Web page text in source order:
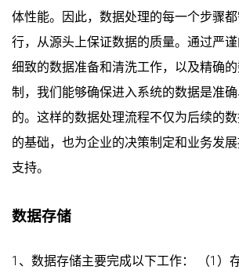
体性能。因此，数据处理的每一个步骤
行，从源头上保证数据的质量。通过严谨
细致的数据准备和清洗工作，以及精确
制，我们能够确保进入系统的数据是准
的。这样的数据处理流程不仅为后续的
的基础，也为企业的决策制定和业务发
支持。
数据存储
1、数据存储主要完成以下工作： （1）